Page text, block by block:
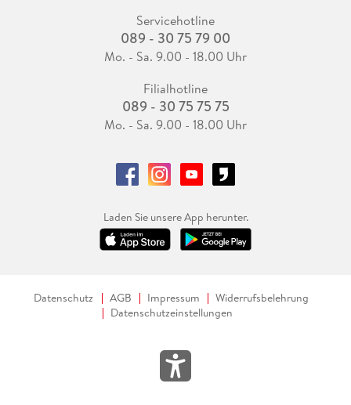
Servicehotline
089 - 30 75 79 00
Mo. - Sa. 9.00 - 18.00 Uhr
Filialhotline
089 - 30 75 75 75
Mo. - Sa. 9.00 - 18.00 Uhr
Laden Sie unsere App herunter.
Datenschutz AGB Impressum
Widerrufsbelehrung
Datenschutzeinstellungen